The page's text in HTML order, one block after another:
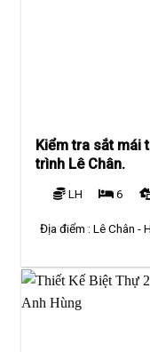
Kiểm tra sắt mái
trình Lê Chân.
LH 6
Địa điểm :Lê Chân -